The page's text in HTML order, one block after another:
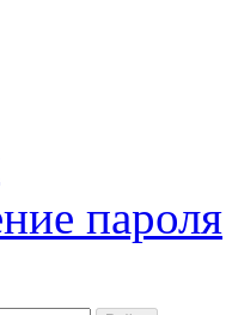
пароля